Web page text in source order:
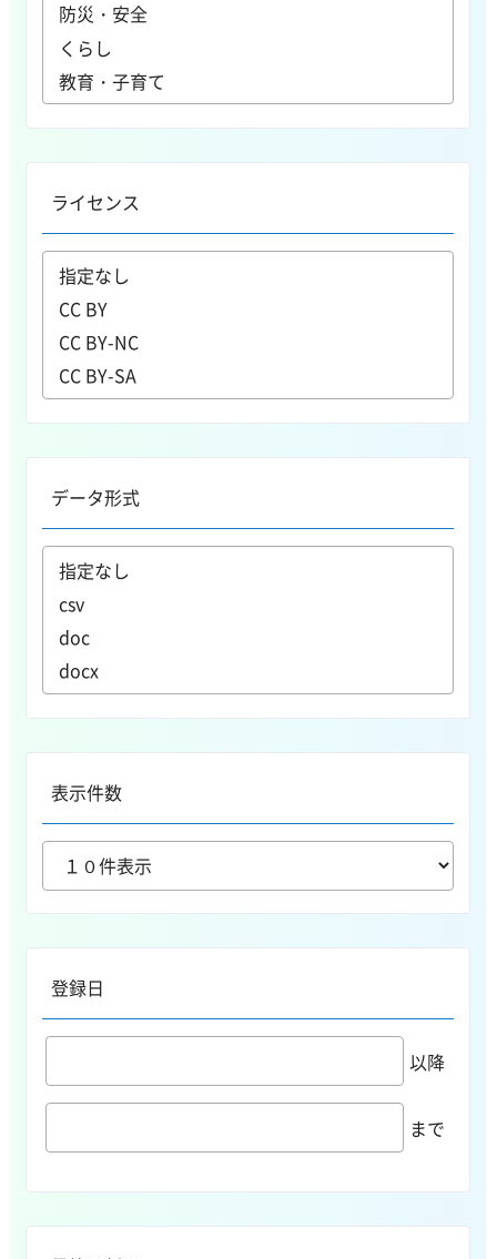
ライセンス
データ形式
表示件数
登録日
以降
まで